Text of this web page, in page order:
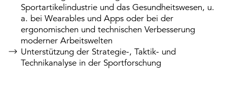
Sportartikelindustrie und das Gesundheitswesen, u.
a. bei Wearables und Apps oder bei der
ergonomischen und technischen Verbesserung
moderner Arbeitswelten
Unterstützung der Strategie-, Taktik- und
Technikanalyse in der Sportforschung